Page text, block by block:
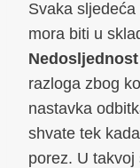
Svaka
mora biti u
razloga zbog
nastavka
shvate tek
porez. U takvoj